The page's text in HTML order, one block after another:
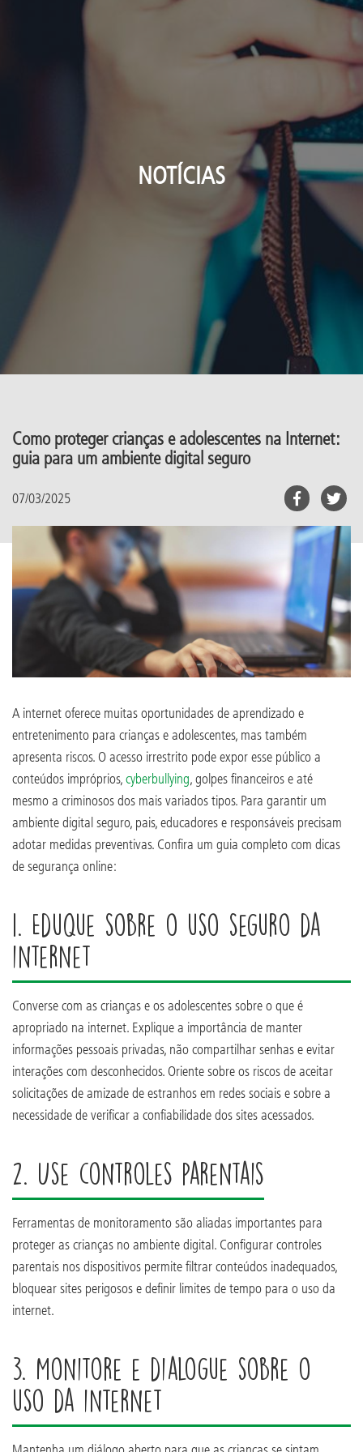
NOTÍCIAS
Como proteger crianças e adolescentes na Internet:
guia para um ambiente digital seguro
07/03/2025
A internet oferece muitas oportunidades de aprendizado e
entretenimento para crianças e adolescentes, mas também
apresenta riscos. O acesso irrestrito pode expor esse público a
conteúdos impróprios,cyberbullying, golpes financeiros e até
mesmo a criminosos dos mais variados tipos. Para garantir um
ambiente digital seguro, pais, educadores e responsáveis precisam
adotar medidas preventivas. Confira um guia completo com dicas
de segurança online:
1. Eduque sobre o uso seguro da
internet
Converse com as crianças e os adolescentes sobre o que é
apropriado na internet. Explique a importância de manter
informações pessoais privadas, não compartilhar senhas e evitar
interações com desconhecidos. Oriente sobre os riscos de aceitar
solicitações de amizade de estranhos em redes sociais e sobre a
necessidade de verificar a confiabilidade dos sites acessados.
2. Use controles parentais
Ferramentas de monitoramento são aliadas importantes para
proteger as crianças no ambiente digital. Configurar controles
parentais nos dispositivos permite filtrar conteúdos inadequados,
bloquear sites perigosos e definir limites de tempo para o uso da
internet.
3. Monitore e dialogue sobre o
uso da internet